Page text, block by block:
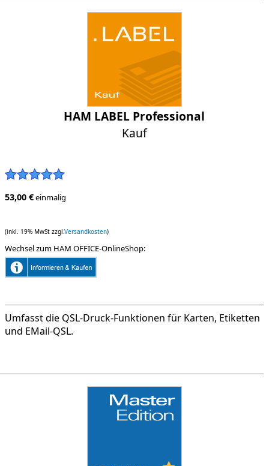
HAM LABEL Professional
Kauf
53,00 €einmalig
(inkl. 19% MwSt zzgl. Versandkosten)
Wechsel zum HAM OFFICE-OnlineShop:
Umfasst die QSL-Druck-Funktionen für Karten, Etiketten
und EMail-QSL.